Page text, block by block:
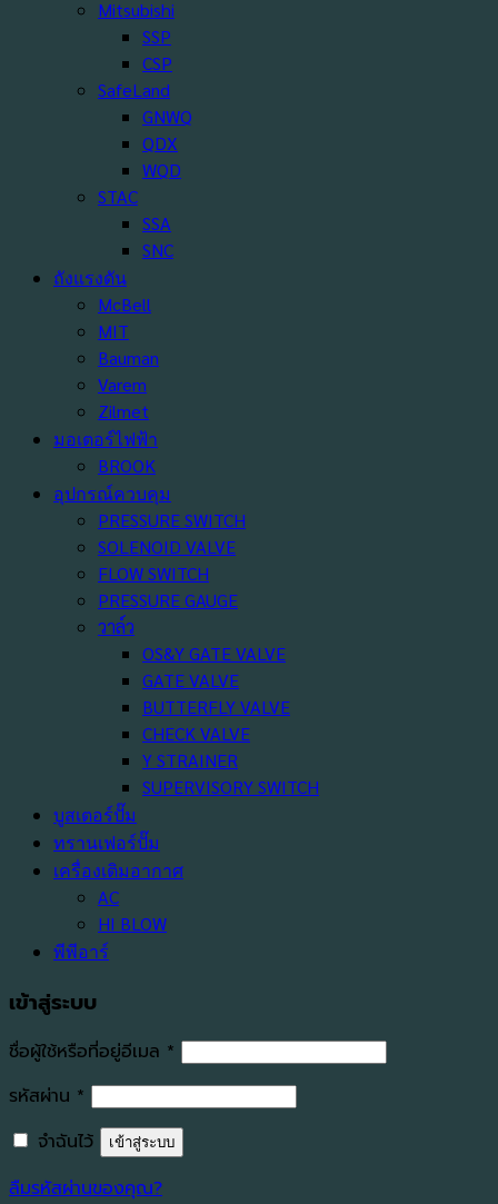
Mitsubishi
SSP
CSP
SafeLand
GNWQ
QDX
WQD
STAC
SSA
SNC
ถังแรงดัน
McBell
MIT
Bauman
Varem
Zilmet
มอเตอร์ไฟฟ้า
BROOK
อุปกรณ์ควบคุม
PRESSURE SWITCH
SOLENOID VALVE
FLOW SWITCH
PRESSURE GAUGE
วาล์ว
OS&Y GATE VALVE
GATE VALVE
BUTTERFLY VALVE
CHECK VALVE
Y STRAINER
SUPERVISORY SWITCH
บูสเตอร์ปั๊ม
ทรานเฟอร์ปั๊ม
เครื่องเติมอากาศ
AC
HI BLOW
พีพีอาร์
เข้าสู่ระบบ
ชื่อผู้ใช้หรือที่อยู่อีเมล * ต้องการ
รหัสผ่าน * ต้องการ
จำฉันไว้
เข้าสู่ระบบ
ลืมรหัสผ่านของคุณ?